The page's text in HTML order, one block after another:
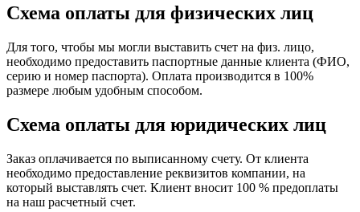
Схема оплаты для физических лиц
Для того, чтобы мы могли выставить счет на физ. лицо,
необходимо предоставить паспортные данные клиента (ФИО,
серию и номер паспорта). Оплата производится в 100%
размере любым удобным способом.
Схема оплаты для юридических лиц
Заказ оплачивается по выписанному счету. От клиента
необходимо предоставление реквизитов компании, на
который выставлять счет. Клиент вносит 100 % предоплаты
на наш расчетный счет.